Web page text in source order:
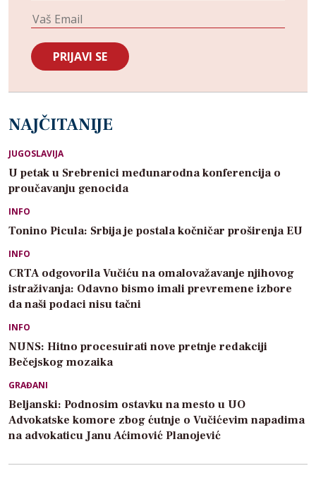
NAJČITANIJE
JUGOSLAVIJA
U petak u Srebrenici međunarodna konferencija o
proučavanju genocida
INFO
Tonino Picula: Srbija je postala kočničar proširenja EU
INFO
CRTA odgovorila Vučiću na omalovažavanje njihovog
istraživanja: Odavno bismo imali prevremene izbore
da naši podaci nisu tačni
INFO
NUNS: Hitno procesuirati nove pretnje redakciji
Bečejskog mozaika
GRAĐANI
Beljanski: Podnosim ostavku na mesto u UO
Advokatske komore zbog ćutnje o Vučićevim napadima
na advokaticu Janu Aćimović Planojević